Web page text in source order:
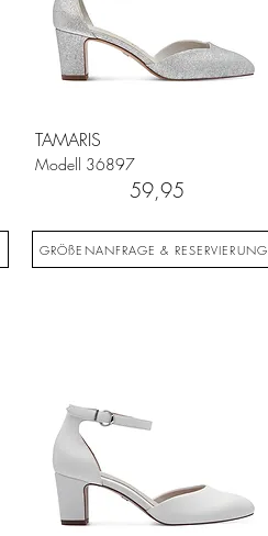
TAMARIS
36897
Modell
59,95
GRÖßENANFRAGE & RESERVIERUNG